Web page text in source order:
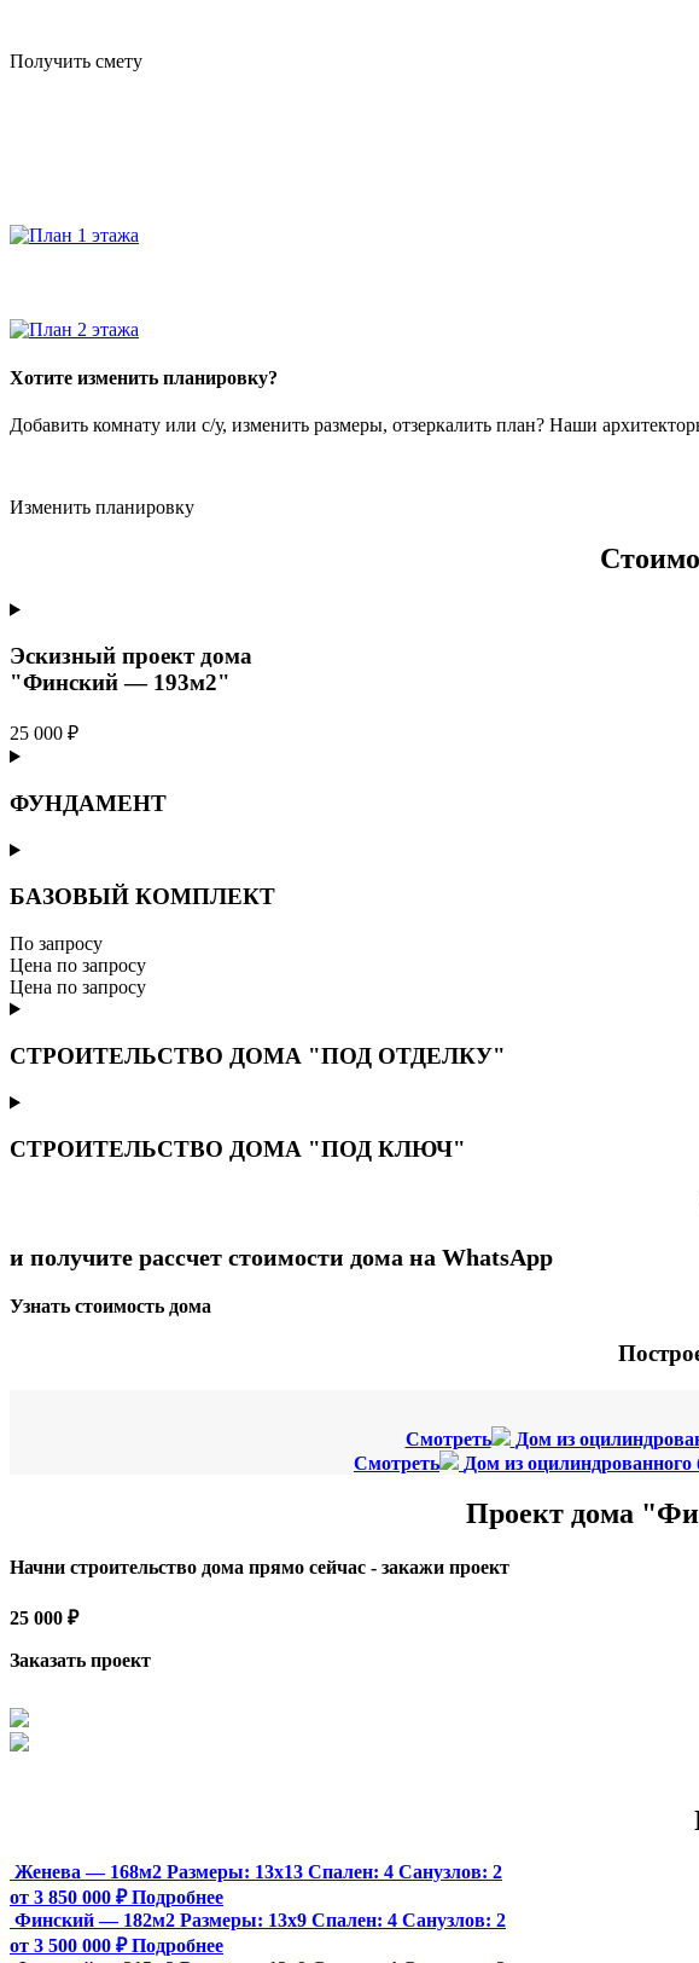
Получить смету
Хотите изменить планировку?
Добавить комнату или с/у, изменить размеры, отзеркалить план? Наши
Изменить планировку
Эскизный проект дома
"Финский — 193м2"
25 000 ₽
ФУНДАМЕНТ
БАЗОВЫЙ КОМПЛЕКТ
По запросу
Цена по запросу
Цена по запросу
СТРОИТЕЛЬСТВО ДОМА "ПОД ОТДЕЛКУ"
СТРОИТЕЛЬСТВО ДОМА "ПОД КЛЮЧ"
и получите рассчет стоимости дома на WhatsApp
Узнать стоимость дома
Смотреть
Дом из
Смотреть
Дом из
Проект дома
Начни строительство дома прямо сейчас - закажи проект
25 000 ₽
Заказать проект
Женева — 168м2 Размеры: 13х13 Спален: 4 Санузлов: 2
от 3 850 000 ₽ Подробнее
Финский — 182м2 Размеры: 13х9 Спален: 4 Санузлов: 2
от 3 500 000 ₽ Подробнее